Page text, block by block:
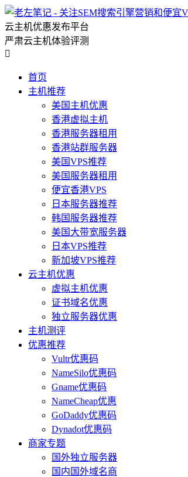
云主机优惠发布平台
严肃云主机体验评测

首页
主机推荐
美国主机优惠
香港虚拟主机
香港服务器租用
香港站群服务器
美国VPS推荐
美国服务器租用
便宜香港VPS
日本服务器推荐
韩国服务器推荐
美国大带宽服务器
日本VPS推荐
新加坡VPS推荐
云主机优惠
虚拟主机优惠
证书域名优惠
独立服务器优惠
主机测评
优惠推荐
Vultr优惠码
NameSilo优惠码
Gname优惠码
NameCheap优惠
GoDaddy优惠码
Dynadot优惠码
商家专题
国外独立服务器
国内国外域名商